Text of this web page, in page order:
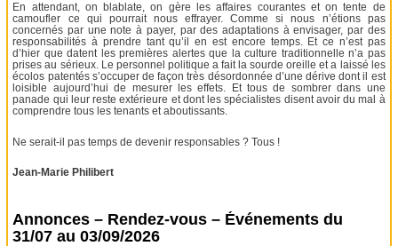
En attendant, on blablate, on gère les affaires courantes et on tente de
camoufler ce qui pourrait nous effrayer. Comme si nous n’étions pas
concernés par une note à payer, par des adaptations à envisager, par des
responsabilités à prendre tant qu’il en est encore temps. Et ce n’est pas
d’hier que datent les premières alertes que la culture traditionnelle n’a pas
prises au sérieux. Le personnel politique a fait la sourde oreille et a laissé les
écolos patentés s’occuper de façon très désordonnée d’une dérive dont il est
loisible aujourd’hui de mesurer les effets. Et tous de sombrer dans une
panade qui leur reste extérieure et dont les spécialistes disent avoir du mal à
comprendre tous les tenants et aboutissants.
Ne serait-il pas temps de devenir responsables ? Tous !
Jean-Marie Philibert
Annonces – Rendez-vous – Événements du
31/07 au 03/09/2026